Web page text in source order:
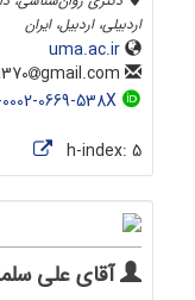
اردبیلی، اردبیل، ایران
uma.ac.ir
gmail.com
0002-0669-538X
h-index: 5
آقای علی